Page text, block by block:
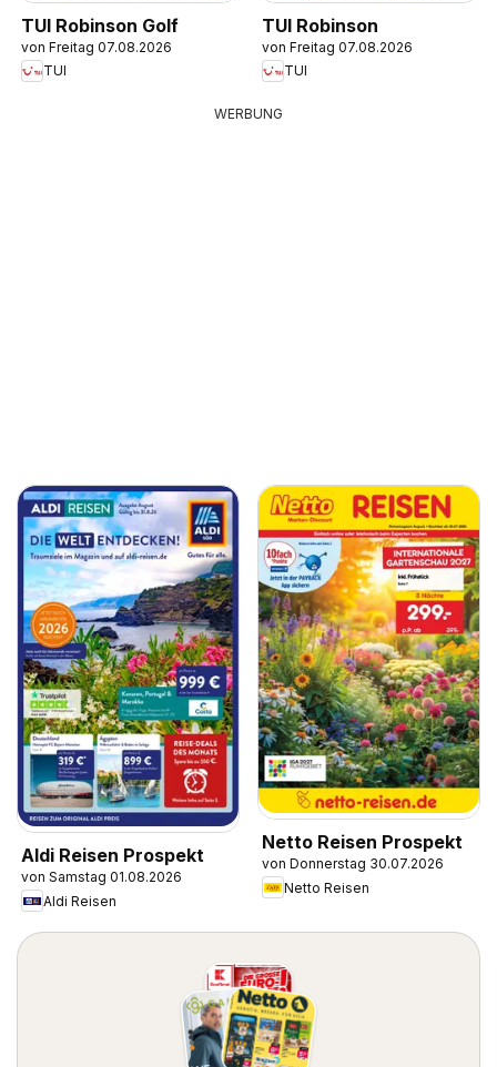
TUI Robinson Golf
von Freitag 07.08.2026
TUI
TUI Robinson
von Freitag 07.08.2026
TUI
WERBUNG
Aldi Reisen Prospekt
von Samstag 01.08.2026
Aldi Reisen
Netto Reisen Prospekt
von Donnerstag 30.07.2026
Netto Reisen